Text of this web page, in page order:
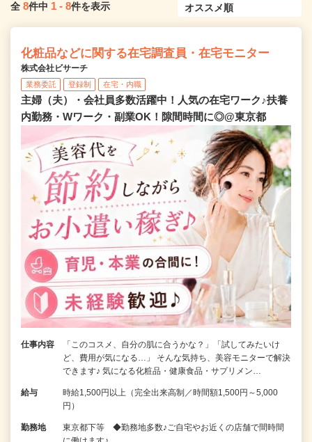
全 8件中 1 - 8件を表示
化粧品などに関する在宅調査員・在宅モニター
株式会社ビサーチ
業務委託 登録制 在宅・内職
主婦（夫）・会社員多数活躍中！人気の在宅ワーク♪扶養
内勤務・Wワーク・副業OK！隙間時間に◎@東京都
仕事内容
「このコスメ、自分の肌に合うかな？」「試してみたいけ
ど、費用が気になる…」 そんな気持ち、美容モニターで解決
できます♪ 気になる化粧品・健康食品・サプリメン…
給与
時給1,500円以上（完全出来高制／時間額1,500円～5,000
円）
勤務地
東京都下等 ◆勤務地多数♪ご自宅やお近くの店舗で間時間